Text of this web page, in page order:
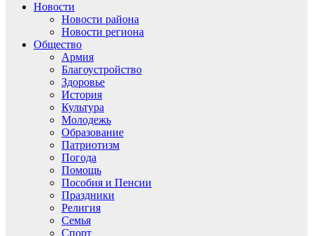
Новости
Новости района
Новости региона
Общество
Армия
Благоустройство
Здоровье
История
Культура
Молодежь
Образование
Патриотизм
Погода
Помощь
Пособия и Пенсии
Праздники
Религия
Семья
Спорт